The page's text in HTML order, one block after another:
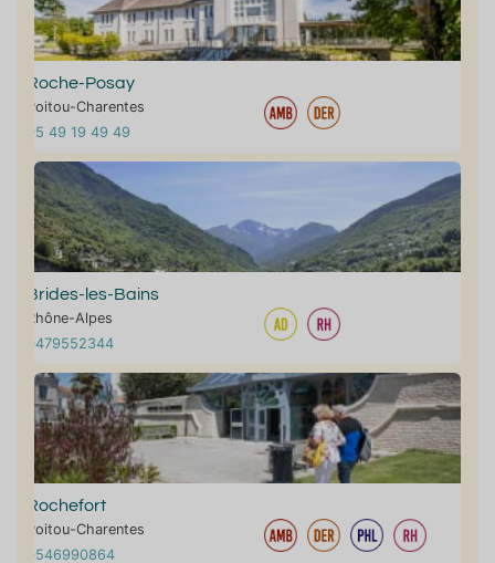
Roche-Posay
Poitou-Charentes
05 49 19 49 49
Brides-les-Bains
Rhône-Alpes
0479552344
Rochefort
Poitou-Charentes
0546990864